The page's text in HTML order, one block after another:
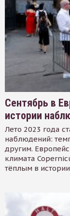
Сентябрь в
истории
Лето 2023 года
наблюдений:
другим.
климата
тёплым в